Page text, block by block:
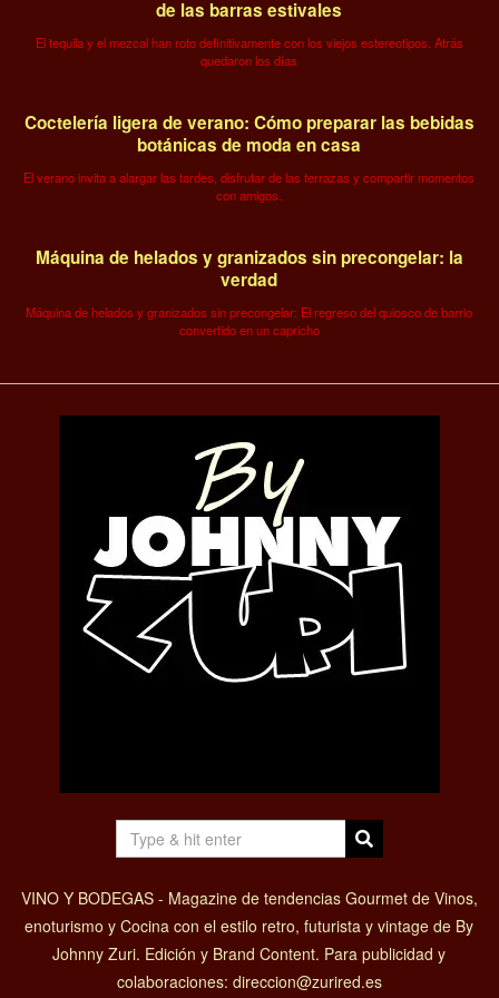
de las barras estivales
El tequila y el mezcal han roto definitivamente con los viejos estereotipos. Atrás
quedaron los días
Coctelería ligera de verano: Cómo preparar las bebidas
botánicas de moda en casa
El verano invita a alargar las tardes, disfrutar de las terrazas y compartir momentos
con amigos.
Máquina de helados y granizados sin precongelar: la
verdad
Máquina de helados y granizados sin precongelar: El regreso del quiosco de barrio
convertido en un capricho
VINO Y BODEGAS - Magazine de tendencias Gourmet de Vinos,
enoturismo y Cocina con el estilo retro, futurista y vintage de By
Johnny Zuri. Edición y Brand Content. Para publicidad y
colaboraciones: direccion@zurired.es